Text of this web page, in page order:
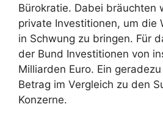
Bürokratie. Dabei bräuchten
private Investitionen, um die
in Schwung zu bringen. Für
der Bund Investitionen von
Milliarden Euro. Ein
Betrag im Vergleich zu den
Konzerne.